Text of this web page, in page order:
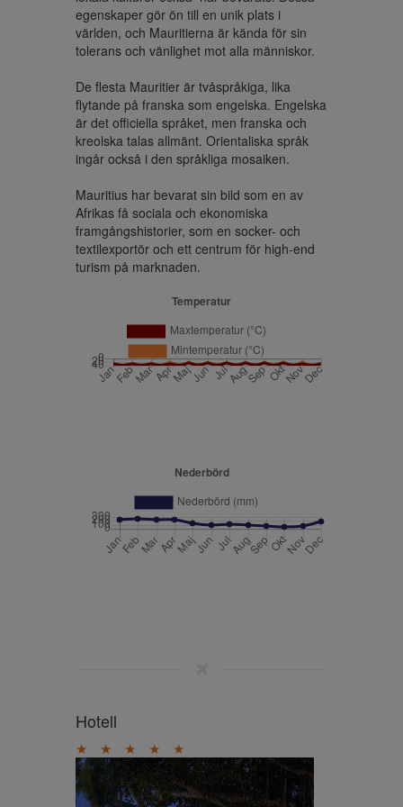
egenskaper gör ön till en unik plats i
världen, och Mauritierna är kända för sin
tolerans och vänlighet mot alla människor.
De flesta Mauritier är tvåspråkiga, lika
flytande på franska som engelska. Engelska
är det officiella språket, men franska och
kreolska talas allmänt. Orientaliska språk
ingår också i den språkliga mosaiken.
Mauritius har bevarat sin bild som en av
Afrikas få sociala och ekonomiska
framgångshistorier, som en socker- och
textilexportör och ett centrum för high-end
turism på marknaden.
Hotell
★ ★ ★ ★ ★